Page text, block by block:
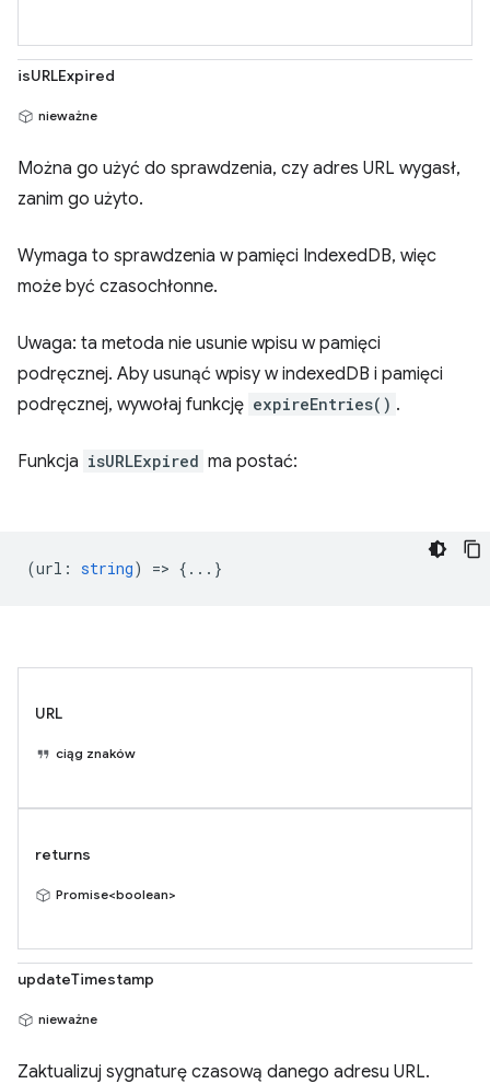
isURLExpired
nieważne
Można go użyć do sprawdzenia, czy adres URL wygasł,
zanim go użyto.
Wymaga to sprawdzenia w pamięci IndexedDB, więc
może być czasochłonne.
Uwaga: ta metoda nie usunie wpisu w pamięci
podręcznej. Aby usunąć wpisy w indexedDB i pamięci
podręcznej, wywołaj funkcję expireEntries() .
Funkcja isURLExpired ma postać:
(url : string) => {...}
URL
ciąg znaków
returns
Promise<boolean>
updateTimestamp
nieważne
Zaktualizuj sygnaturę czasową danego adresu URL.